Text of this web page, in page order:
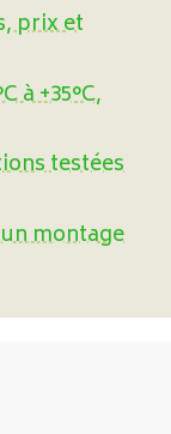
prix et
à +35°C,
testées
montage